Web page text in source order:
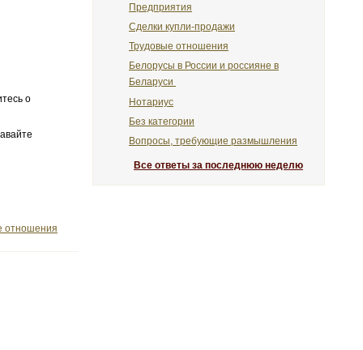
о
отношения
Предприятия
Сделки купли-продажи
Трудовые отношения
Белорусы в России и россияне в
Беларуси
Нотариус
Без категории
Вопросы, требующие размышления
Все ответы за последнюю неделю